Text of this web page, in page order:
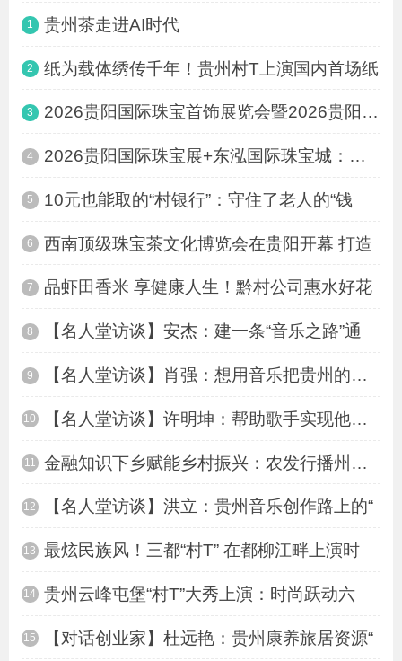
1 贵州茶走进AI时代
2 纸为载体绣传千年！贵州村T上演国内首场纸
3 2026贵阳国际珠宝首饰展览会暨2026贵阳茶业
4 2026贵阳国际珠宝展+东泓国际珠宝城：打造
5 10元也能取的“村银行”：守住了老人的“钱
6 西南顶级珠宝茶文化博览会在贵阳开幕 打造
7 品虾田香米 享健康人生！黔村公司惠水好花
8 【名人堂访谈】安杰：建一条“音乐之路”通
9 【名人堂访谈】肖强：想用音乐把贵州的美唱
10 【名人堂访谈】许明坤：帮助歌手实现他们音
11 金融知识下乡赋能乡村振兴：农发行播州区支
12 【名人堂访谈】洪立：贵州音乐创作路上的“
13 最炫民族风！三都“村T” 在都柳江畔上演时
14 贵州云峰屯堡“村T”大秀上演：时尚跃动六
15 【对话创业家】杜远艳：贵州康养旅居资源“